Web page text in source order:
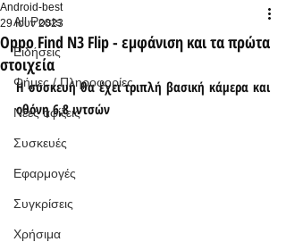
All Posts
Ειδήσεις
Φήμες / Πληροφορίες
Νέες αφίξεις
Συσκευές
Εφαρμογές
Συγκρίσεις
Χρήσιμα
Oppo Find N3 Flip - εμφάνιση και τα πρώτα
στοιχεία
Android-best
29 Ιουν 2023
Η συσκευή θα έχει τριπλή βασική κάμερα και
οθόνη 6,8 ιντσών